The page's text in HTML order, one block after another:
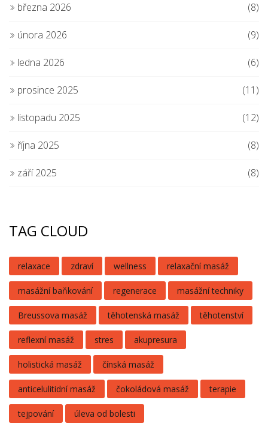
března 2026 (8)
února 2026 (9)
ledna 2026 (6)
prosince 2025 (11)
listopadu 2025 (12)
října 2025 (8)
září 2025 (8)
TAG CLOUD
relaxace zdraví wellness relaxační masáž
masážní baňkování regenerace masážní techniky
Breussova masáž těhotenská masáž těhotenství
reflexní masáž stres akupresura
holistická masáž čínská masáž
anticelulitidní masáž čokoládová masáž terapie
tejpování úleva od bolesti